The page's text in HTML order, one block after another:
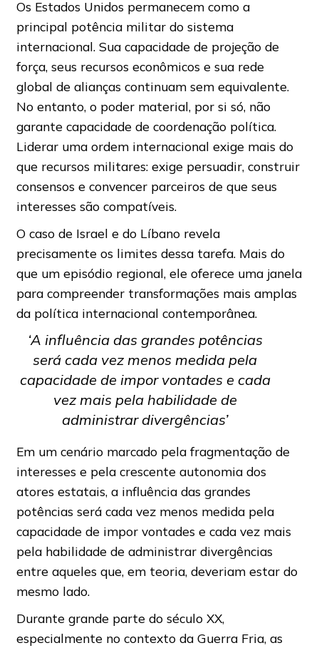
Os Estados Unidos permanecem como a
principal potência militar do sistema
internacional. Sua capacidade de projeção de
força, seus recursos econômicos e sua rede
global de alianças continuam sem equivalente.
No entanto, o poder material, por si só, não
garante capacidade de coordenação política.
Liderar uma ordem internacional exige mais do
que recursos militares: exige persuadir, construir
consensos e convencer parceiros de que seus
interesses são compatíveis.
O caso de Israel e do Líbano revela
precisamente os limites dessa tarefa. Mais do
que um episódio regional, ele oferece uma janela
para compreender transformações mais amplas
da política internacional contemporânea.
‘A influência das grandes potências
será cada vez menos medida pela
capacidade de impor vontades e cada
vez mais pela habilidade de
administrar divergências’
Em um cenário marcado pela fragmentação de
interesses e pela crescente autonomia dos
atores estatais, a influência das grandes
potências será cada vez menos medida pela
capacidade de impor vontades e cada vez mais
pela habilidade de administrar divergências
entre aqueles que, em teoria, deveriam estar do
mesmo lado.
Durante grande parte do século XX,
especialmente no contexto da Guerra Fria, as